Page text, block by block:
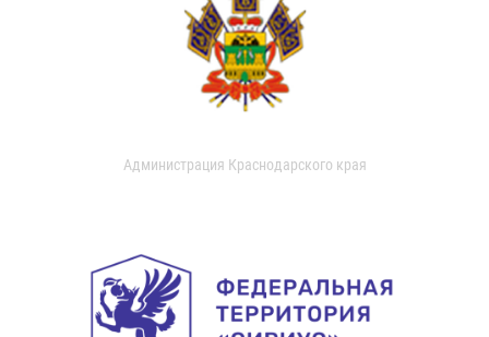
Администрация Краснодарского края